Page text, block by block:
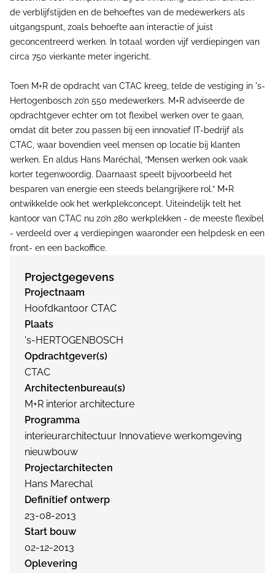
de verblijfstijden en de behoeftes van de medewerkers als
uitgangspunt, zoals behoefte aan interactie of juist
geconcentreerd werken. In totaal worden vijf verdiepingen van
circa 750 vierkante meter ingericht.
Toen M+R de opdracht van CTAC kreeg, telde de vestiging in 's-
Hertogenbosch zo’n 550 medewerkers. M+R adviseerde de
opdrachtgever echter om tot flexibel werken over te gaan,
omdat dit beter zou passen bij een innovatief IT-bedrijf als
CTAC, waar bovendien veel mensen op locatie bij klanten
werken. En aldus Hans Maréchal, “Mensen werken ook vaak
korter tegenwoordig. Daarnaast speelt bijvoorbeeld het
besparen van energie een steeds belangrijkere rol.” M+R
ontwikkelde ook het werkplekconcept. Uiteindelijk telt het
kantoor van CTAC nu zo’n 280 werkplekken - de meeste flexibel
- verdeeld over 4 verdiepingen waaronder een helpdesk en een
front- en een backoffice.
Projectgegevens
Projectnaam
Hoofdkantoor CTAC
Plaats
's-HERTOGENBOSCH
Opdrachtgever(s)
CTAC
Architectenbureau(s)
M+R interior architecture
Programma
interieurarchitectuur Innovatieve werkomgeving
nieuwbouw
Projectarchitecten
Hans Marechal
Definitief ontwerp
23-08-2013
Start bouw
02-12-2013
Oplevering